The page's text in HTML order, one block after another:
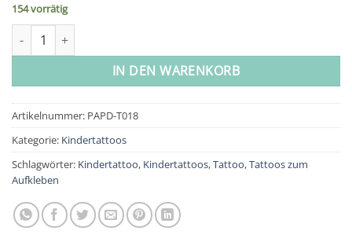
154 vorrätig
100 Kindertattoos zum Aufkleben – Feen und Trolle Menge
IN DEN WARENKORB
Artikelnummer: PAPD-T018
Kategorie: Kindertattoos
Schlagwörter: Kindertattoo, Kindertattoos,Tattoo,Tattoos zum
Aufkleben